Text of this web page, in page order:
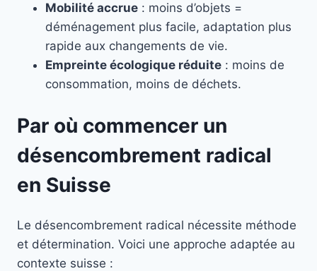
Mobilité accrue : moins d’objets =
déménagement plus facile, adaptation plus
rapide aux changements de vie.
Empreinte écologique réduite : moins de
consommation, moins de déchets.
Par où commencer un
désencombrement radical
en Suisse
Le désencombrement radical nécessite méthode
et détermination. Voici une approche adaptée au
contexte suisse :